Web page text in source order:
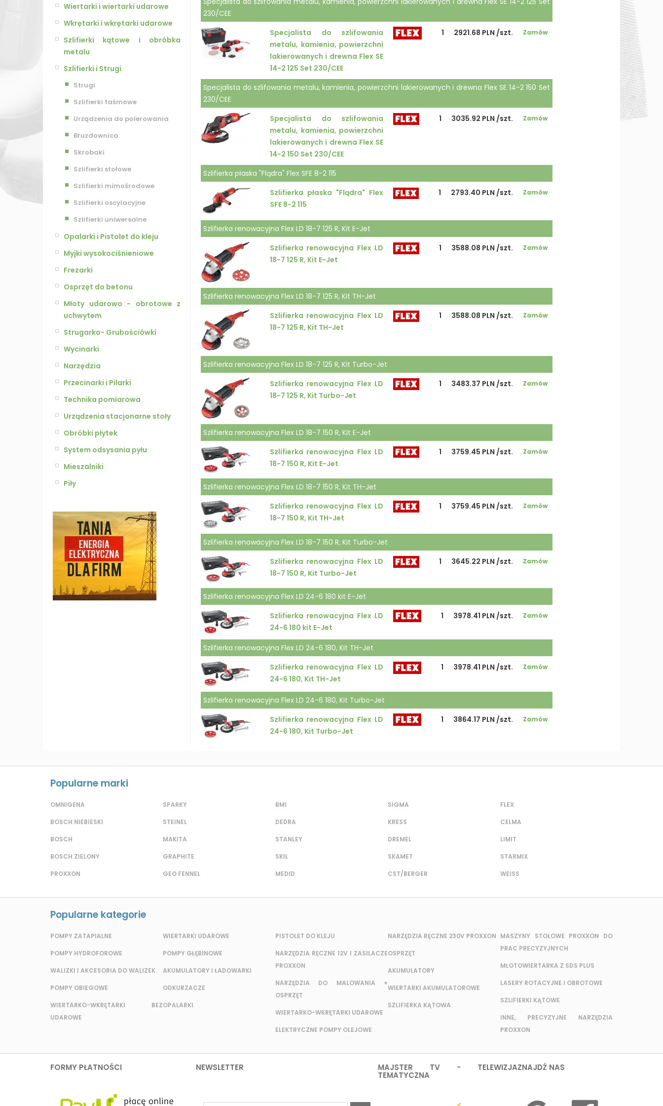
Wiertarki i wiertarki udarowe
Wkrętarki i wkrętarki udarowe
Szlifierki kątowe i obróbka
metalu
Szlifierki i Strugi
Strugi
Szlifierki taśmowe
Urządzenia do polerowania
Bruzdownica
Skrobaki
Szlifierki stołowe
Szlifierki mimośrodowe
Szlifierki oscylacyjne
Szlifierki uniwersalne
Opalarki i Pistolet do kleju
Myjki wysokociśnieniowe
Frezarki
Osprzęt do betonu
Młoty udarowo - obrotowe z
uchwytem
Strugarko- Grubościówki
Wycinarki
Narzędzia
Przecinarki i Pilarki
Technika pomiarowa
Urządzenia stacjonarne stoły
Obróbki płytek
System odsysania pyłu
Mieszalniki
Piły
230/CEE
Specjalista do szlifowania
metalu, kamienia, powierzchni
lakierowanych i drewna Flex SE
14-2 125 Set 230/CEE
1 2921.68 PLN /szt. Zamów
Specjalista do szlifowania metalu, kamienia, powierzchni lakierowanych i drewna Flex SE 14-2 150 Set
230/CEE
Specjalista do szlifowania
metalu, kamienia, powierzchni
lakierowanych i drewna Flex SE
14-2 150 Set 230/CEE
1 3035.92 PLN /szt. Zamów
Szlifierka płaska "Flądra" Flex SFE 8-2 115
Szlifierka płaska "Flądra" Flex
SFE 8-2 115
1 2793.40 PLN /szt. Zamów
Szlifierka renowacyjna Flex LD 18-7 125 R, Kit E-Jet
Szlifierka renowacyjna Flex LD
18-7 125 R, Kit E-Jet
1 3588.08 PLN /szt. Zamów
Szlifierka renowacyjna Flex LD 18-7 125 R, Kit TH-Jet
Szlifierka renowacyjna Flex LD
18-7 125 R, Kit TH-Jet
1 3588.08 PLN /szt. Zamów
Szlifierka renowacyjna Flex LD 18-7 125 R, Kit Turbo-Jet
Szlifierka renowacyjna Flex LD
18-7 125 R, Kit Turbo-Jet
1 3483.37 PLN /szt. Zamów
Szlifierka renowacyjna Flex LD 18-7 150 R, Kit E-Jet
Szlifierka renowacyjna Flex LD
18-7 150 R, Kit E-Jet
1 3759.45 PLN /szt. Zamów
Szlifierka renowacyjna Flex LD 18-7 150 R, Kit TH-Jet
Szlifierka renowacyjna Flex LD
18-7 150 R, Kit TH-Jet
1 3759.45 PLN /szt. Zamów
Szlifierka renowacyjna Flex LD 18-7 150 R, Kit Turbo-Jet
Szlifierka renowacyjna Flex LD
18-7 150 R, Kit Turbo-Jet
1 3645.22 PLN /szt. Zamów
Szlifierka renowacyjna Flex LD 24-6 180 kit E-Jet
Szlifierka renowacyjna Flex LD
24-6 180 kit E-Jet
1 3978.41 PLN /szt. Zamów
Szlifierka renowacyjna Flex LD 24-6 180, Kit TH-Jet
Szlifierka renowacyjna Flex LD
24-6 180, Kit TH-Jet
1 3978.41 PLN /szt. Zamów
Szlifierka renowacyjna Flex LD 24-6 180, Kit Turbo-Jet
Szlifierka renowacyjna Flex LD
24-6 180, Kit Turbo-Jet
1 3864.17 PLN /szt. Zamów
Popularne marki
OMNIGENA
BOSCH NIEBIESKI
BOSCH
BOSCH ZIELONY
PROXXON
SPARKY
STEINEL
MAKITA
GRAPHITE
GEO FENNEL
BMI
DEDRA
STANLEY
SKIL
MEDID
SIGMA
KRESS
DREMEL
SKAMET
CST/BERGER
FLEX
CELMA
LIMIT
STARMIX
WEISS
Popularne kategorie
POMPY ZATAPIALNE
POMPY HYDROFOROWE
WALIZKI I AKCESORIA DO WALIZEK
POMPY OBIEGOWE
WIERTARKO-WKRĘTARKI BEZ
UDAROWE
WIERTARKI UDAROWE
POMPY GŁĘBINOWE
AKUMULATORY I ŁADOWARKI
ODKURZACZE
OPALARKI
PISTOLET DO KLEJU
NARZĘDZIA RĘCZNE 12V I ZASILACZE
PROXXON
NARZĘDZIA DO MALOWANIA +
OSPRZĘT
WIERTARKO-WKRĘTARKI UDAROWE
ELEKTRYCZNE POMPY OLEJOWE
NARZĘDZIA RĘCZNE 230V PROXXON
OSPRZĘT
AKUMULATORY
WIERTARKI AKUMULATOROWE
SZLIFIERKA KĄTOWA
MASZYNY STOŁOWE PROXXON DO
PRAC PRECYZYJNYCH
MŁOTOWIERTARKA Z SDS PLUS
LASERY ROTACYJNE I OBROTOWE
SZLIFIERKI KĄTOWE
INNE, PRECYZYJNE NARZĘDZIA
PROXXON
FORMY PŁATNOŚCI NEWSLETTER MAJSTER TV - TELEWIZJA
TEMATYCZNA
ZNAJDŹ NAS